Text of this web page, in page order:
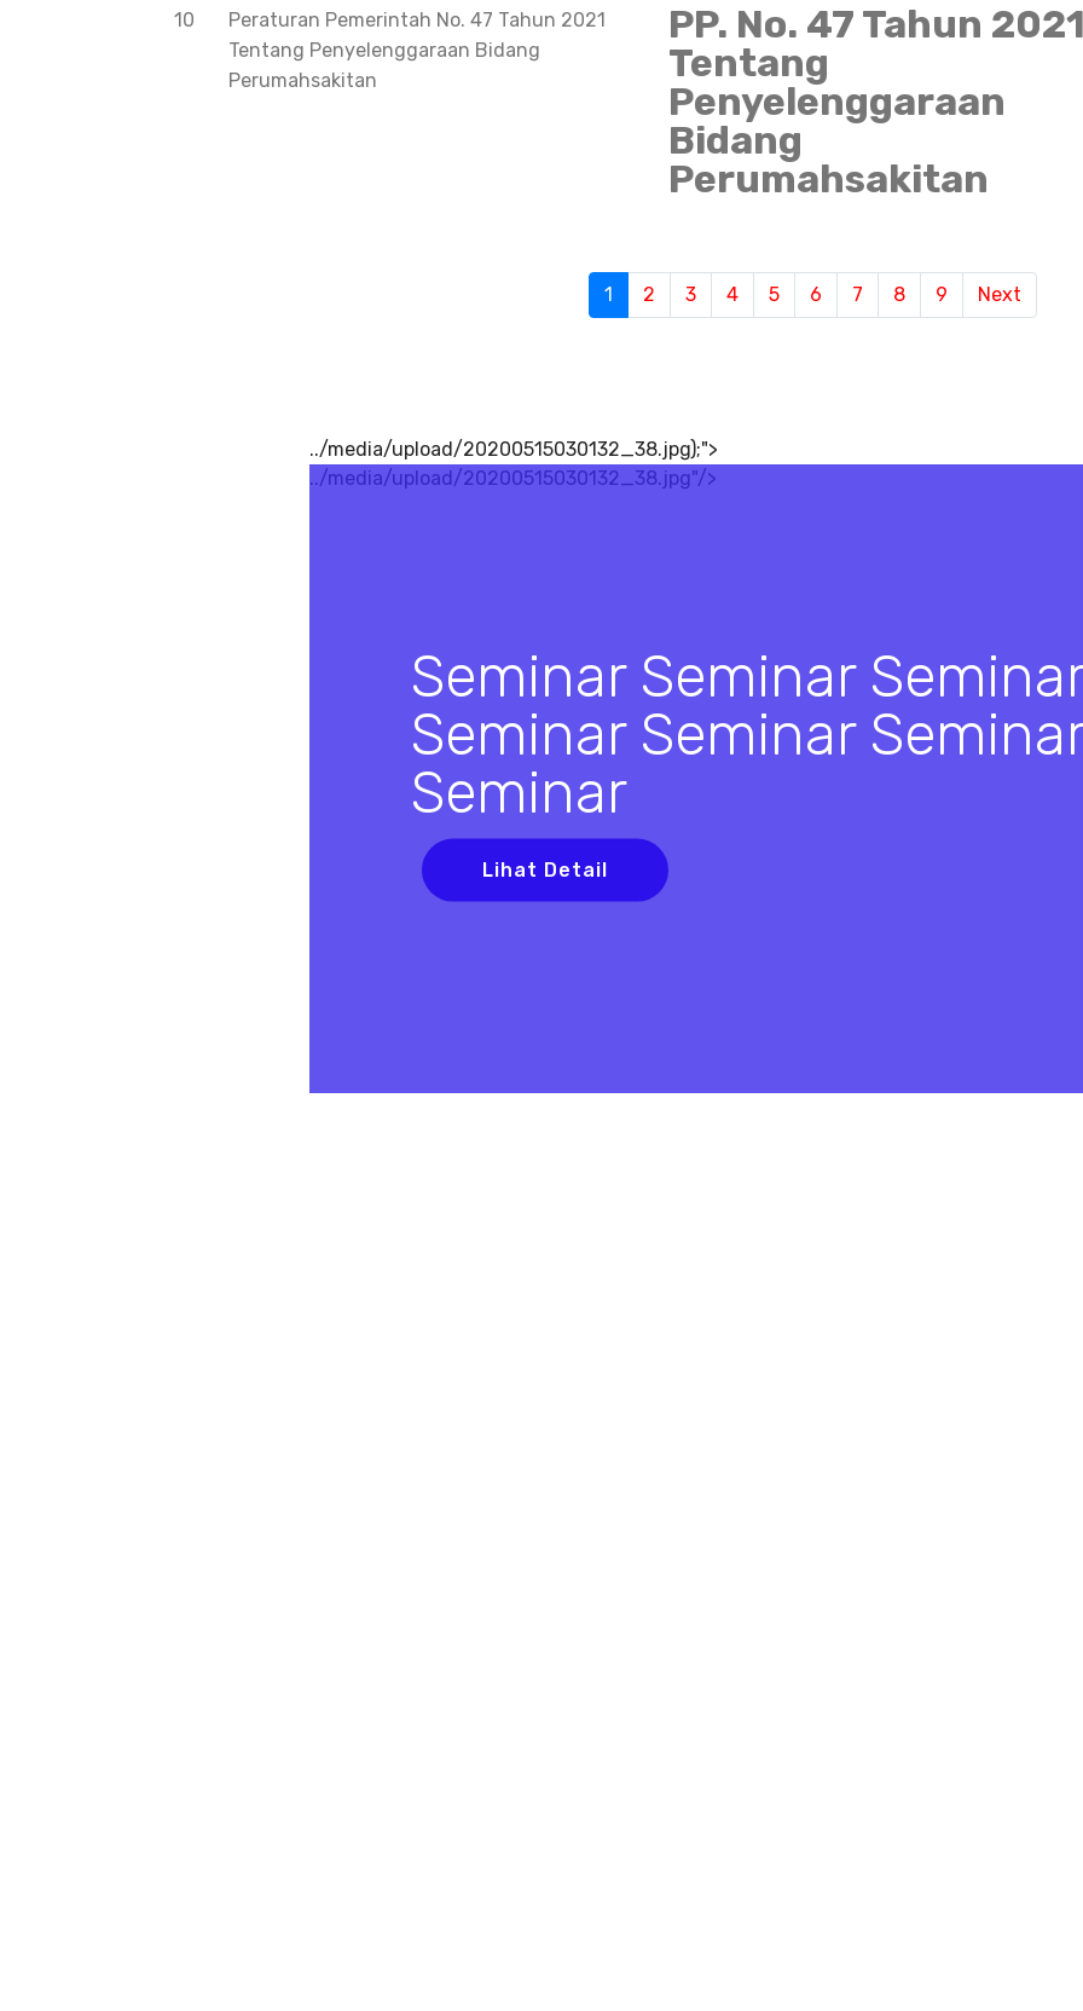
10
Peraturan Pemerintah No. 47 Tahun 2021
Tentang Penyelenggaraan Bidang
Perumahsakitan
PP. No. 47 Tahun
Tentang
Penyelenggaraan
Bidang
Perumahsakitan
1 (current)
2 3 4 5 6 7 8 9 Next
../media/upload/20200515030132_38.jpg);">
../media/upload/20200515030132_38.jpg"/>
Seminar Seminar
Seminar Seminar
Seminar
Lihat Detail